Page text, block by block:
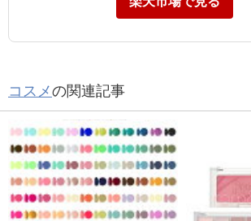
コスメの関連記事